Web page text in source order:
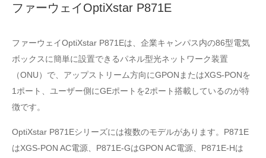
ファーウェイOptiXstar P871E
ファーウェイOptiXstar P871Eは、企業キャンパス内の86型電気
ボックスに簡単に設置できるパネル型光ネットワーク装置
（ONU）で、アップストリーム方向にGPONまたはXGS-PONを
1ポート、ユーザー側にGEポートを2ポート搭載しているのが特
徴です。
OptiXstar P871Eシリーズには複数のモデルがあります。P871E
はXGS-PON AC電源、P871E-GはGPON AC電源、P871E-Hは